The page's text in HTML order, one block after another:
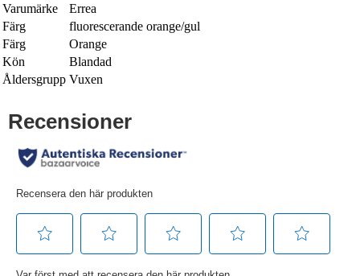
Varumärke
Errea
Färg
fluorescerande orange/gul
Färg
Orange
Kön
Blandad
Åldersgrupp Vuxen